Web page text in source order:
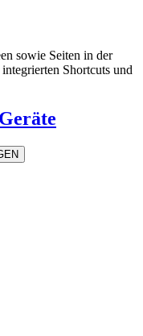
sowie Seiten in der
Shortcuts und